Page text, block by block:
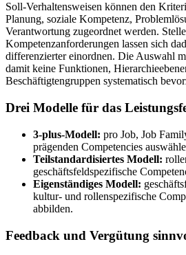
Soll-Verhaltensweisen können den
Planung, soziale Kompetenz,
Verantwortung zugeordnet werden.
Kompetenzanforderungen lassen sich
differenzierter einordnen. Die Auswahl
damit keine Funktionen,
Beschäftigtengruppen systematisch
Drei Modelle für das
3-plus-Modell: pro Job, Job
prägenden Competencies
Teilstandardisiertes Modell:
geschäftsfeldspezifische
Eigenständiges Modell:
kultur- und rollenspezifische
abbilden.
Feedback und Vergütung